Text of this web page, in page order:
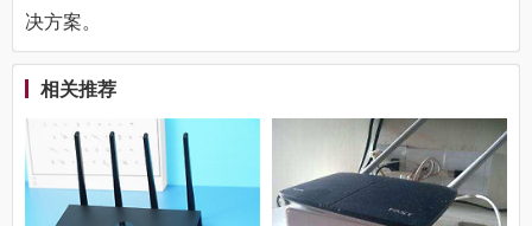
决方案。
相关推荐